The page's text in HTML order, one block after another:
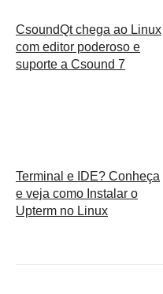
CsoundQt chega ao Linux
com editor poderoso e
suporte a Csound 7
Terminal e IDE? Conheça
e veja como Instalar o
Upterm no Linux